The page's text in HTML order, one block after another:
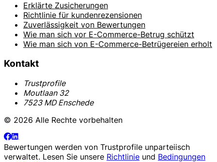
Erklärte Zusicherungen
Richtlinie für kundenrezensionen
Zuverlässigkeit von Bewertungen
Wie man sich vor E-Commerce-Betrug schützt
Wie man sich von E-Commerce-Betrügereien erholt
Kontakt
Trustprofile
Moutlaan 32
7523 MD Enschede
© 2026 Alle Rechte vorbehalten
Bewertungen werden von Trustprofile unparteiisch
verwaltet. Lesen Sie unsere Richtlinie und Bedingungen